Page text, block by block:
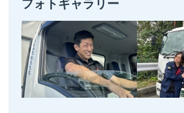
フォトギャラリー